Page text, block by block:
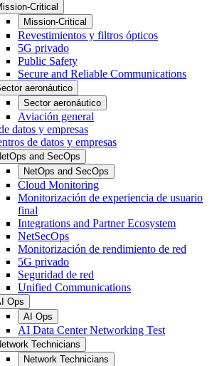
Critical
Mission-Critical
Revestimientos y filtros ópticos
5G privado
Public Safety
Secure and Reliable Communications
aeronáutico
Sector aeronáutico
Aviación general
datos y empresas
de datos y empresas
and SecOps
NetOps and SecOps
Cloud Monitoring
Monitorización de experiencia de usuario
final
Integrations and Partner Ecosystem
NetSecOps
Monitorización de rendimiento de red
5G privado
Seguridad de red
Unified Communications
Ops
AI Ops
AI Data Center Networking Test
Technicians
Network Technicians